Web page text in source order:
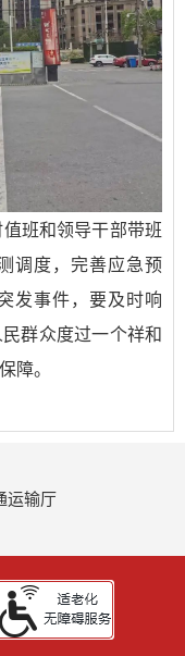
班和领导干部带班
调度，完善应急预
发事件，要及时响
群众度过一个祥和
障。
运输厅